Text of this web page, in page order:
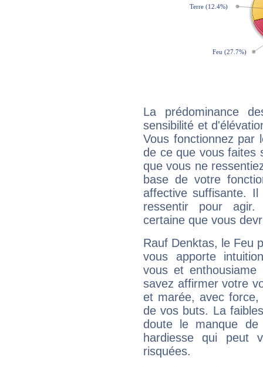
La prédominance
sensibilité et
Vous fonctionnez
de ce que vous faites
que vous ne
base de votre
affective suffisante.
ressentir pour agir.
certaine que vous
Rauf Denktas, le Feu
vous apporte
vous et
savez affirmer votre
et marée, avec
de vos buts. La
doute le manque
hardiesse qui peut
risquées.